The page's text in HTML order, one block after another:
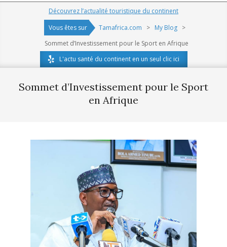
Navigation
Découvrez l’actualité touristique du continent
Vous êtes sur
Tamafrica.com > My Blog >
Sommet d’Investissement pour le Sport en Afrique
L'actu santé du continent en un seul clic ici
Sommet d’Investissement pour le Sport
en Afrique